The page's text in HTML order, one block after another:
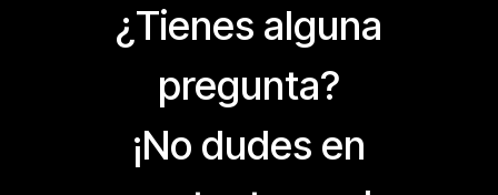
¿Tienes alguna
pregunta?
¡No dudes en